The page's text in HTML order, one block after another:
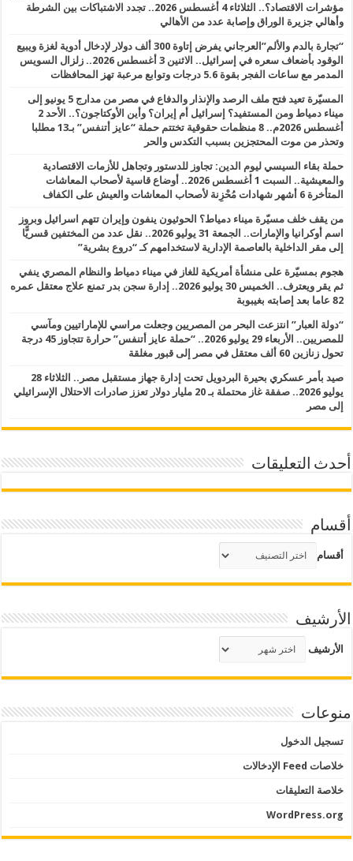
مؤشرات الاقتصاد؟.. الثلاثاء 4 أغسطس 2026.. تجدد الاشتباكات بين الشرطة
وأهالي جزيرة الوراق وإصابة عدد من الأهالي
“تجارة بالدم والألم”العرجاني يفرض إتاوة 300 ألف دولار لإدخال أدوية لغزة ويبيع
الوقود بأضعاف سعره في إسرائيل.. الاثنين 3 أغسطس 2026.. زلزال السويس
المدمر مع ساعات الفجر بقوة 5.6 درجات وتوابع مرعبة تهز المحافظات
المسيّرة تعيد فتح ملف الرصد والإنذار والدفاع في مصر من مدارج 5 يونيو إلى
ميناء دمياط ومن المستفيد؟ إسرائيل أم إيران؟ وأين الأوكتاجون؟.. الأحد 2
أغسطس 2026م.. 8 منظمات حقوقية تختتم حملة “عايز أتنفس” بـ13 مطلبا
وتحذر من موت المحتجزين بسبب التكدس والحر
حملة بقاء السيسي ليوم الدين: تجاوز للدستور وتجاهل للأزمات الاقتصادية
والمعيشية.. السبت 1 أغسطس 2026.. أوضاع قاسية لأصحاب المعاشات
المتأخرة 6 أشهر شهادات مُحْزِنة لأصحاب المعاشات والعيش على الكفاف
من يقف خلف مسيّرة ميناء دمياط؟ الحوثيون ينفون وإيران تتهم اسرائيل وبروز
اسم أوكرانيا والإمارات.. الجمعة 31 يوليو 2026.. نقل عدد من المختفين قسريًّا
إلى مقر الداخلية بالعاصمة الإدارية لاستخدامهم كـ “دروع بشرية”
هجوم بمسيّرة على منشأة أمريكية للغاز في ميناء دمياط والنظام المصري ينفي
ثم يقر ويعترف.. الخميس 30 يوليو 2026.. إدارة سجن بدر تمنع علاج معتقل عمره
82 عاما بعد إصابته بغيبوبة
“دولة العبار” انتزعت البحر من المصريين وجعلت مراسي للإماراتيين ومآسي
للمصريين.. الأربعاء 29 يوليو 2026.. “حملة عايز أتنفس” حرارة تتجاوز 45 درجة
تحول زنازين 60 ألف معتقل في مصر إلى قبور مغلقة
صيد بأمر عسكري بحيرة البردويل تحت إدارة جهاز مستقبل مصر.. الثلاثاء 28
يوليو 2026.. صفقة غاز محتملة بـ 20 مليار دولار تعزز صادرات الاحتلال الإسرائيلي
إلى مصر
أحدث التعليقات
أقسام
أقسام
الأرشيف
الأرشيف
منوعات
تسجيل الدخول
خلاصات Feed الإدخالات
خلاصة التعليقات
WordPress.org